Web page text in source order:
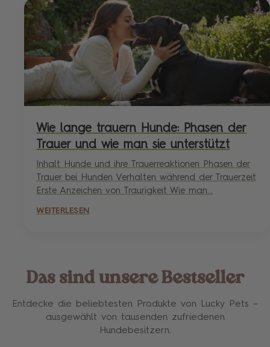
Wie lange trauern Hunde: Phasen der
Trauer und wie man sie unterstützt
Inhalt Hunde und ihre Trauerreaktionen Phasen der
Trauer bei Hunden Verhalten während der Trauerzeit
Erste Anzeichen von Traurigkeit Wie man...
WEITERLESEN
Das sind unsere Bestseller
Entdecke die beliebtesten Produkte von Lucky Pets –
ausgewählt von tausenden zufriedenen
Hundebesitzern.